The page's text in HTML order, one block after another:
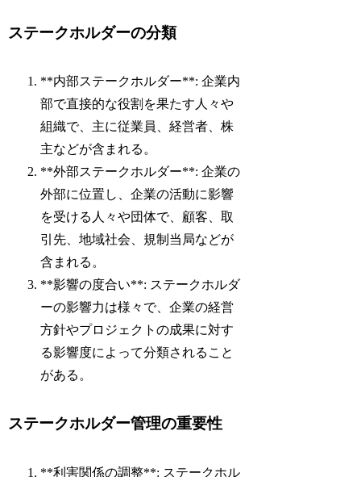
ステークホルダーの分類
**内部ステークホルダー**: 企業内
部で直接的な役割を果たす人々や
組織で、主に従業員、経営者、株
主などが含まれる。
**外部ステークホルダー**: 企業の
外部に位置し、企業の活動に影響
を受ける人々や団体で、顧客、取
引先、地域社会、規制当局などが
含まれる。
**影響の度合い**: ステークホルダ
ーの影響力は様々で、企業の経営
方針やプロジェクトの成果に対す
る影響度によって分類されること
がある。
ステークホルダー管理の重要性
**利害関係の調整**: ステークホル